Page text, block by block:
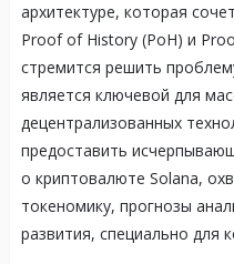
архитектуре, которая
Proof of History (PoH) и
стремится решить
является ключевой для
децентрализованных
предоставить
о криптовалюте Solana,
токеномику, прогнозы
развития, специально для